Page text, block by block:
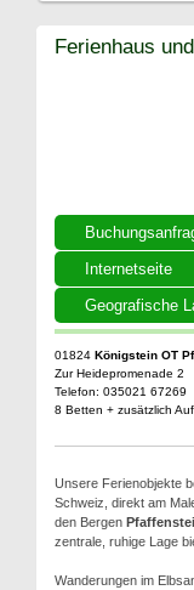
Internetseite
Geografische
Ferienhaus
01824 Königstein OT
Zur Heidepromenade 2
Telefon: 035021 67269
8 Betten + zusätzlich
Unsere Ferienobjekte
Schweiz, direkt am
den Bergen
zentrale, ruhige Lage
Wanderungen im